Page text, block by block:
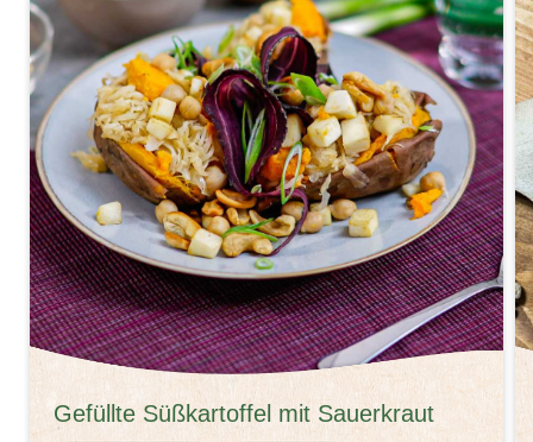
Gefüllte Süßkartoffel mit Sauerkraut